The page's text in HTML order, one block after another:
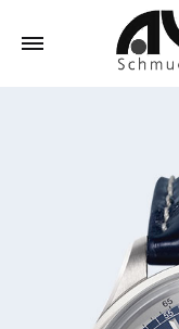
Uhren